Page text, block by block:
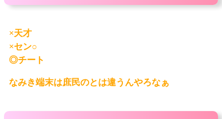
×天才
×セン○
◎チート
なみき端末は庶民のとは違うんやろなぁ